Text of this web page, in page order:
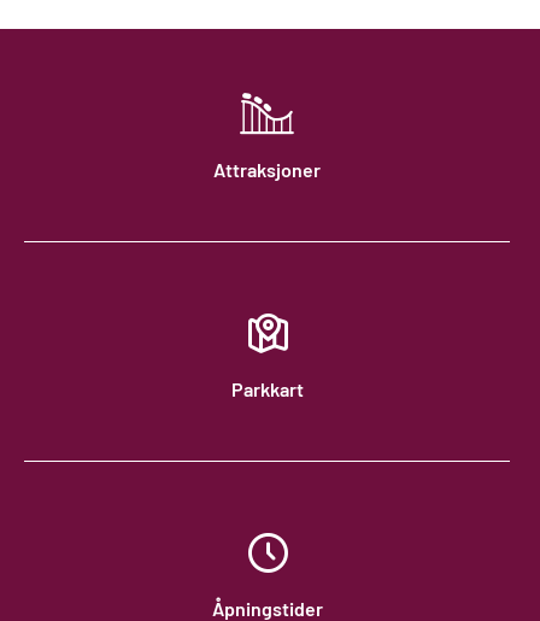
Attraksjoner
Parkkart
Åpningstider